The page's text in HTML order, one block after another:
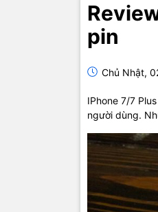
pin
Chủ Nhật,
IPhone 7/7
người dùng.